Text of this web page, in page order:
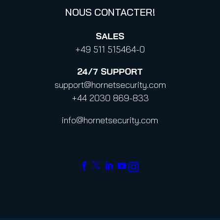
NOUS CONTACTER!
SALES
+49 511 515464-0
24/7 SUPPORT
support@hornetsecurity.com
+44 2030 869-833
info@hornetsecurity.com